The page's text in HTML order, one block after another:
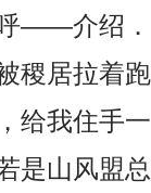
——介绍
稷居拉着
给我住手
是山风盟